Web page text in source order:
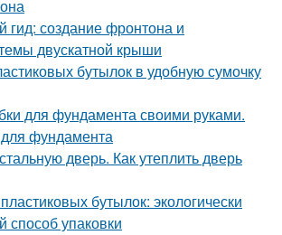
гид: создание фронтона и
двускатной крыши
бутылок в удобную сумочку
для фундамента своими руками.
для фундамента
дверь. Как утеплить дверь
бутылок: экологически
способ упаковки